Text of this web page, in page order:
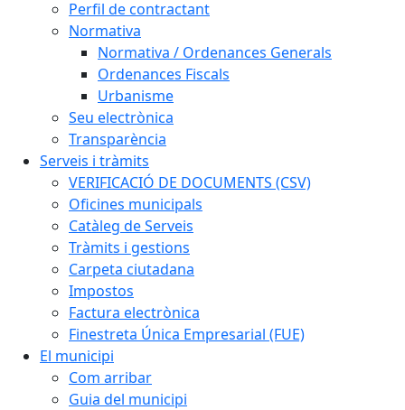
Perfil de contractant
Normativa
Normativa / Ordenances Generals
Ordenances Fiscals
Urbanisme
Seu electrònica
Transparència
Serveis i tràmits
VERIFICACIÓ DE DOCUMENTS (CSV)
Oficines municipals
Catàleg de Serveis
Tràmits i gestions
Carpeta ciutadana
Impostos
Factura electrònica
Finestreta Única Empresarial (FUE)
El municipi
Com arribar
Guia del municipi